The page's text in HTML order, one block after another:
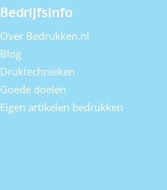
Bedrijfsinfo
Over Bedrukken.nl
Blog
Druktechnieken
Goede doelen
Eigen artikelen bedrukken